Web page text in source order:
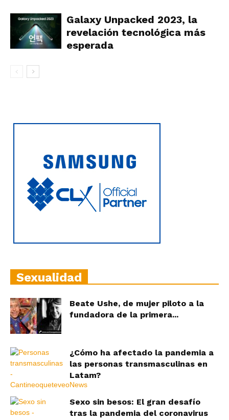
Galaxy Unpacked 2023, la
revelación tecnológica más
esperada
Sexualidad
Beate Ushe, de mujer piloto a la
fundadora de la primera...
¿Cómo ha afectado la pandemia a
las personas transmasculinas en
Latam?
Sexo sin besos: El gran desafío
tras la pandemia del coronavirus